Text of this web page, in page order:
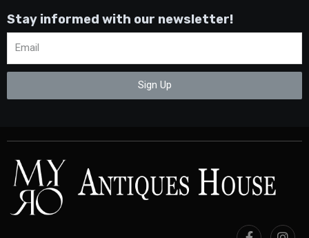
Stay informed with our newsletter!
Sign Up